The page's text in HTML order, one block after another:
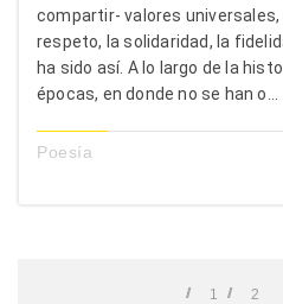
compartir- valores universales,
respeto, la solidaridad, la
ha sido así. A lo largo de la
épocas, en donde no se han o...
Poesía
1 2